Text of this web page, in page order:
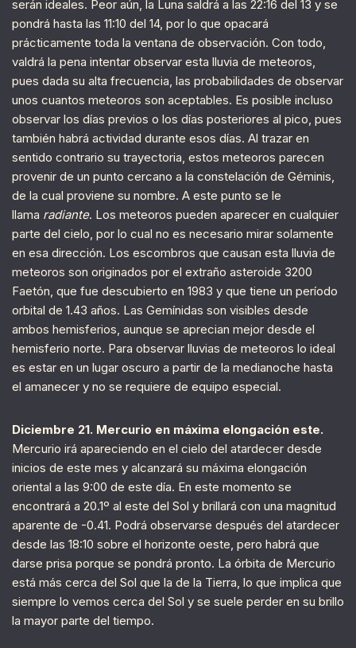
serán ideales. Peor aún, la Luna saldrá a las 22:16 del 13 y se
pondrá hasta las 11:10 del 14, por lo que opacará
prácticamente toda la ventana de observación. Con todo,
valdrá la pena intentar observar esta lluvia de meteoros,
pues dada su alta frecuencia, las probabilidades de observar
unos cuantos meteoros son aceptables. Es posible incluso
observar los días previos o los días posteriores al pico, pues
también habrá actividad durante esos días. Al trazar en
sentido contrario su trayectoria, estos meteoros parecen
provenir de un punto cercano a la constelación de Géminis,
de la cual proviene su nombre. A este punto se le
llama radiante. Los meteoros pueden aparecer en cualquier
parte del cielo, por lo cual no es necesario mirar solamente
en esa dirección. Los escombros que causan esta lluvia de
meteoros son originados por el extraño asteroide 3200
Faetón, que fue descubierto en 1983 y que tiene un período
orbital de 1.43 años. Las Gemínidas son visibles desde
ambos hemisferios, aunque se aprecian mejor desde el
hemisferio norte. Para observar lluvias de meteoros lo ideal
es estar en un lugar oscuro a partir de la medianoche hasta
el amanecer y no se requiere de equipo especial.
Diciembre 21. Mercurio en máxima elongación este.
Mercurio irá apareciendo en el cielo del atardecer desde
inicios de este mes y alcanzará su máxima elongación
oriental a las 9:00 de este día. En este momento se
encontrará a 20.1º al este del Sol y brillará con una magnitud
aparente de -0.41. Podrá observarse después del atardecer
desde las 18:10 sobre el horizonte oeste, pero habrá que
darse prisa porque se pondrá pronto. La órbita de Mercurio
está más cerca del Sol que la de la Tierra, lo que implica que
siempre lo vemos cerca del Sol y se suele perder en su brillo
la mayor parte del tiempo.